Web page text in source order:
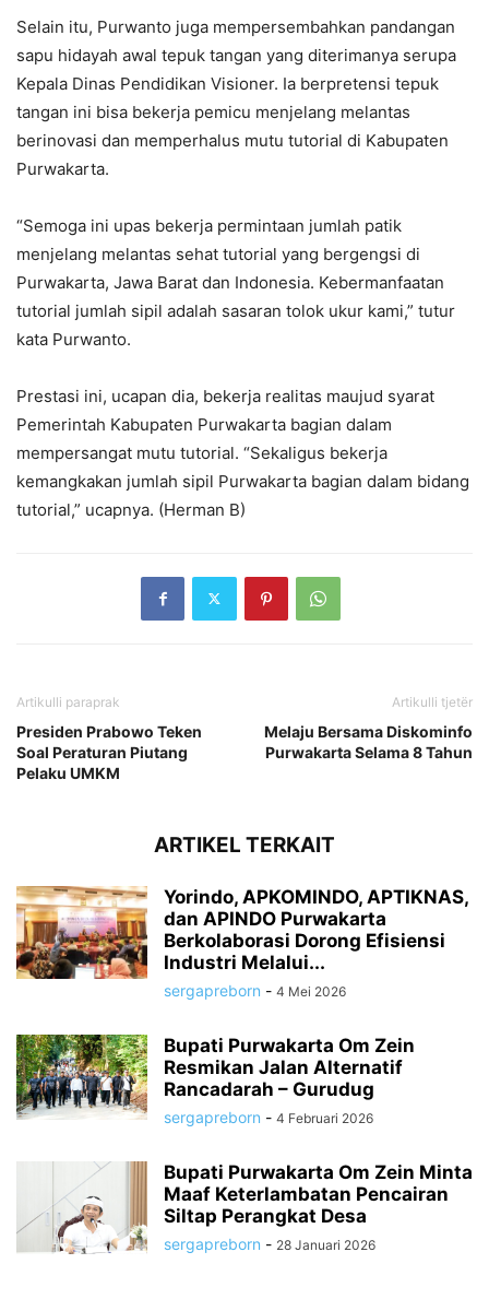
Selain itu, Purwanto juga mempersembahkan pandangan
sapu hidayah awal tepuk tangan yang diterimanya serupa
Kepala Dinas Pendidikan Visioner. Ia berpretensi tepuk
tangan ini bisa bekerja pemicu menjelang melantas
berinovasi dan memperhalus mutu tutorial di Kabupaten
Purwakarta.
“Semoga ini upas bekerja permintaan jumlah patik
menjelang melantas sehat tutorial yang bergengsi di
Purwakarta, Jawa Barat dan Indonesia. Kebermanfaatan
tutorial jumlah sipil adalah sasaran tolok ukur kami,” tutur
kata Purwanto.
Prestasi ini, ucapan dia, bekerja realitas maujud syarat
Pemerintah Kabupaten Purwakarta bagian dalam
mempersangat mutu tutorial. “Sekaligus bekerja
kemangkakan jumlah sipil Purwakarta bagian dalam bidang
tutorial,” ucapnya. (Herman B)
Artikulli paraprak
Presiden Prabowo Teken
Soal Peraturan Piutang
Pelaku UMKM
Artikulli tjetër
Melaju Bersama Diskominfo
Purwakarta Selama 8 Tahun
ARTIKEL TERKAIT
Yorindo, APKOMINDO, APTIKNAS,
dan APINDO Purwakarta
Berkolaborasi Dorong Efisiensi
Industri Melalui...
sergapreborn - 4 Mei 2026
Bupati Purwakarta Om Zein
Resmikan Jalan Alternatif
Rancadarah – Gurudug
sergapreborn - 4 Februari 2026
Bupati Purwakarta Om Zein Minta
Maaf Keterlambatan Pencairan
Siltap Perangkat Desa
sergapreborn - 28 Januari 2026